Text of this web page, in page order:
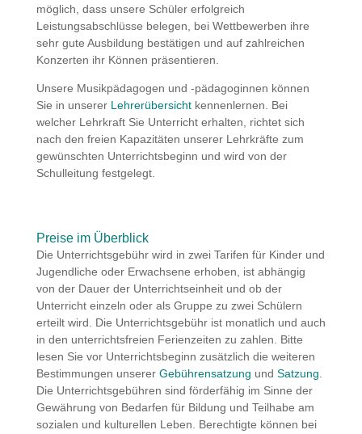
möglich, dass unsere Schüler erfolgreich
Leistungsabschlüsse belegen, bei Wettbewerben ihre
sehr gute Ausbildung bestätigen und auf zahlreichen
Konzerten ihr Können präsentieren.
Unsere Musikpädagogen und -pädagoginnen können
Sie in unserer Lehrerübersichtkennenlernen. Bei
welcher Lehrkraft Sie Unterricht erhalten, richtet sich
nach den freien Kapazitäten unserer Lehrkräfte zum
gewünschten Unterrichtsbeginn und wird von der
Schulleitung festgelegt.
Preise im Überblick
Die Unterrichtsgebühr wird in zwei Tarifen für Kinder und
Jugendliche oder Erwachsene erhoben, ist abhängig
von der Dauer der Unterrichtseinheit und ob der
Unterricht einzeln oder als Gruppe zu zwei Schülern
erteilt wird. Die Unterrichtsgebühr ist monatlich und auch
in den unterrichtsfreien Ferienzeiten zu zahlen. Bitte
lesen Sie vor Unterrichtsbeginn zusätzlich die weiteren
Bestimmungen unserer Gebührensatzung und Satzung
Die Unterrichtsgebühren sind förderfähig im Sinne der
Gewährung von Bedarfen für Bildung und Teilhabe am
sozialen und kulturellen Leben. Berechtigte können bei